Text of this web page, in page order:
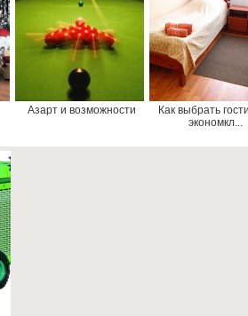
Азарт и возможности
Как выбрать
экономкл...